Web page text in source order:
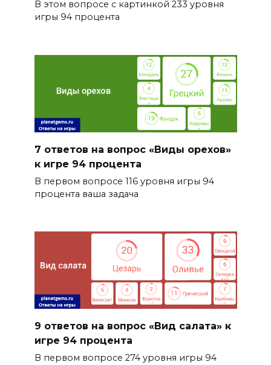
В этом вопросе с картинкой 233 уровня
игры 94 процента
7 ответов на вопрос «Виды орехов»
к игре 94 процента
В первом вопросе 116 уровня игры 94
процента ваша задача
9 ответов на вопрос «Вид салата» к
игре 94 процента
В первом вопросе 274 уровня игры 94